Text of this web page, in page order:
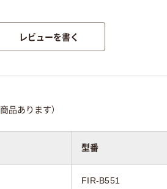
レビューを書く
商品あります）
型番
FIR-B551